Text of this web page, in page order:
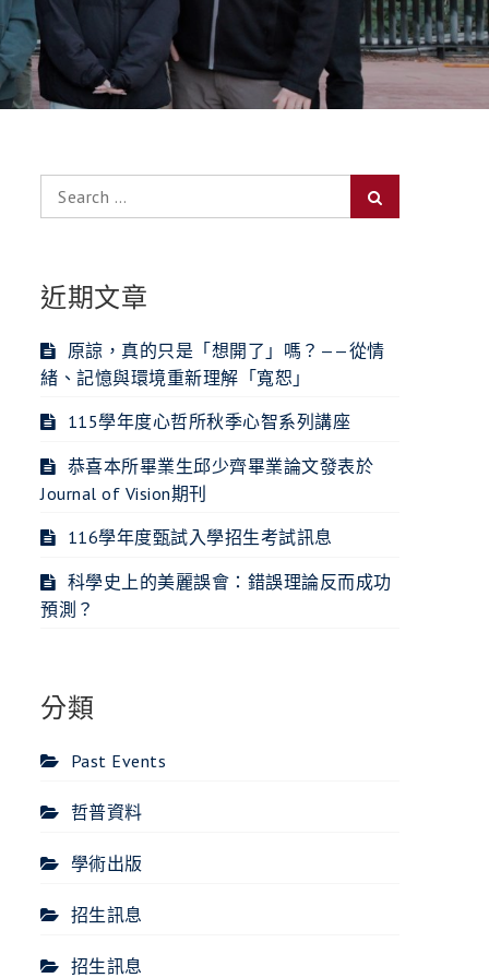
Search
for:
近期文章
原諒，真的只是「想開了」嗎？——從情
緒、記憶與環境重新理解「寬恕」
115學年度心哲所秋季心智系列講座
恭喜本所畢業生邱少齊畢業論文發表於
Journal of Vision期刊
116學年度甄試入學招生考試訊息
科學史上的美麗誤會：錯誤理論反而成功
預測？
分類
Past Events
哲普資料
學術出版
招生訊息
招生訊息